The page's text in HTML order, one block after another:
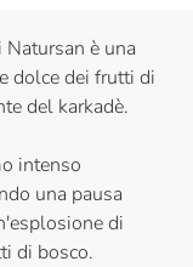
Natursan è una
dolce dei frutti di
del karkadè.
intenso
una pausa
di
di bosco.